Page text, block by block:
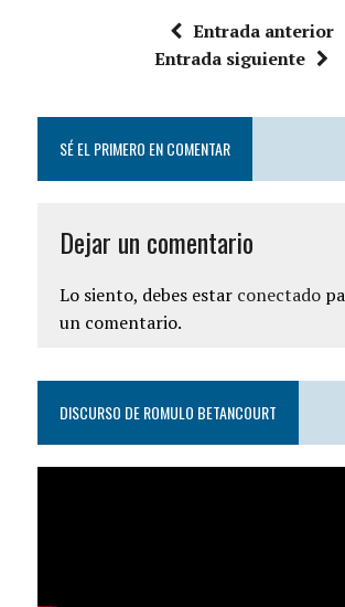
Entrada anterior
Entrada siguiente
SÉ EL PRIMERO EN COMENTAR
Dejar un comentario
Lo siento, debes estar conectado
un comentario.
DISCURSO DE ROMULO BETANCOURT